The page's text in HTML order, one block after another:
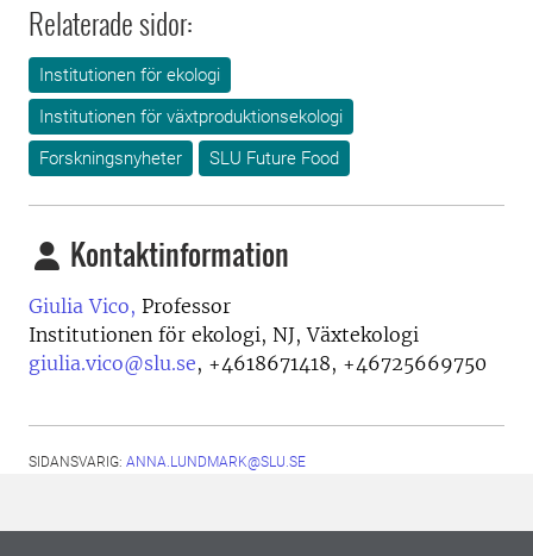
Relaterade sidor:
Institutionen för ekologi
Institutionen för växtproduktionsekologi
Forskningsnyheter
SLU Future Food
Kontaktinformation
Giulia Vico, Professor
Institutionen för ekologi, NJ, Växtekologi
giulia.vico@slu.se, +4618671418, +46725669750
SIDANSVARIG: ANNA.LUNDMARK@SLU.SE